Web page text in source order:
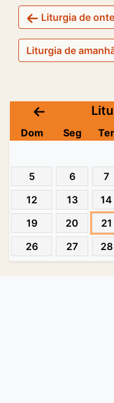
Liturgia de
Liturgia de
Dom Seg Ter
5
6 7
12
13 14
19
20 21
26
27 28